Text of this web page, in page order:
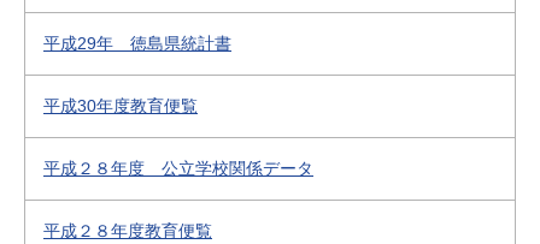
平成29年 徳島県統計書
平成30年度教育便覧
平成２８年度 公立学校関係データ
平成２８年度教育便覧